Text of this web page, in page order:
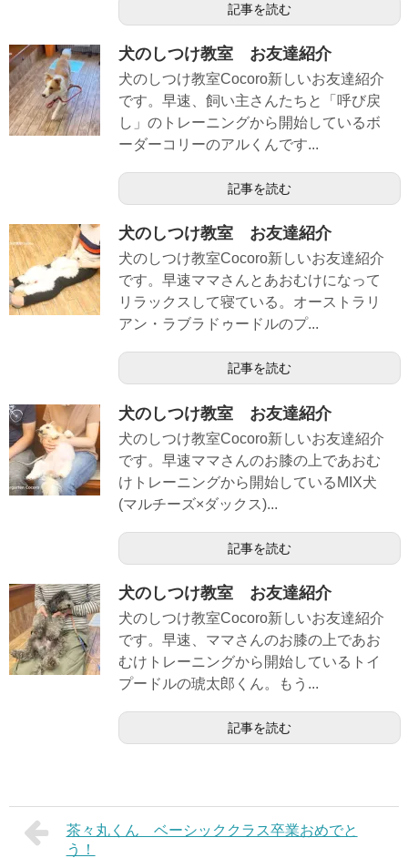
記事を読む
犬のしつけ教室 お友達紹介
犬のしつけ教室Cocoro新しいお友達紹介
です。早速、飼い主さんたちと「呼び戻
し」のトレーニングから開始しているボ
ーダーコリーのアルくんです...
記事を読む
犬のしつけ教室 お友達紹介
犬のしつけ教室Cocoro新しいお友達紹介
です。早速ママさんとあおむけになって
リラックスして寝ている。オーストラリ
アン・ラブラドゥードルのプ...
記事を読む
犬のしつけ教室 お友達紹介
犬のしつけ教室Cocoro新しいお友達紹介
です。早速ママさんのお膝の上であおむ
けトレーニングから開始しているMIX犬
(マルチーズ×ダックス)...
記事を読む
犬のしつけ教室 お友達紹介
犬のしつけ教室Cocoro新しいお友達紹介
です。早速、ママさんのお膝の上であお
むけトレーニングから開始しているトイ
プードルの琥太郎くん。もう...
記事を読む
茶々丸くん ベーシッククラス卒業おめでと
う！